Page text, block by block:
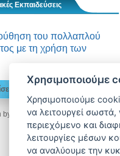
Εκπαιδεύσεις
του πολλαπλού
με τη χρήση των
Cookies
by Machi Deimezi- Developed
Χρησιμοποιούμε
Χρησιμοποιούμε
να λειτουργεί
περιεχόμενο και
λειτουργίες μέσων
να αναλύουμε την